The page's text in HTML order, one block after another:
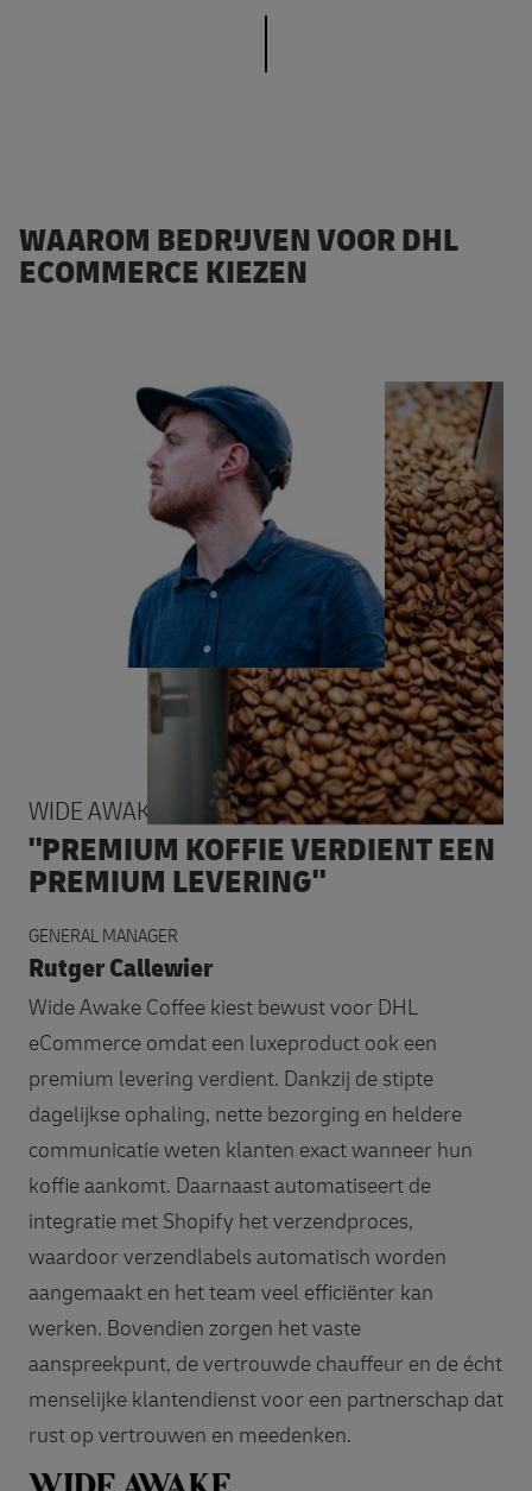
WAAROM BEDRIJVEN VOOR DHL
ECOMMERCE KIEZEN
WIDE AWAKE COFFEE
"PREMIUM KOFFIE VERDIENT EEN
PREMIUM LEVERING"
GENERAL MANAGER
Rutger Callewier
Wide Awake Coffee kiest bewust voor DHL
eCommerce omdat een luxeproduct ook een
premium levering verdient. Dankzij de stipte
dagelijkse ophaling, nette bezorging en heldere
communicatie weten klanten exact wanneer hun
koffie aankomt. Daarnaast automatiseert de
integratie met Shopify het verzendproces,
waardoor verzendlabels automatisch worden
aangemaakt en het team veel efficiënter kan
werken. Bovendien zorgen het vaste
aanspreekpunt, de vertrouwde chauffeur en de écht
menselijke klantendienst voor een partnerschap dat
rust op vertrouwen en meedenken.